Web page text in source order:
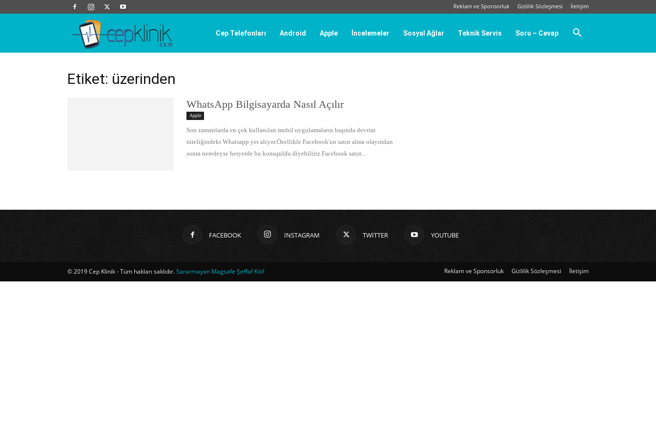
Reklam ve Sponsorluk Gizlilik Sözleşmesi İletişim
Cep Telefonları Android Apple İncelemeler Sosyal Ağlar Teknik Servis Soru – Cevap
Etiket: üzerinden
WhatsApp Bilgisayarda Nasıl Açılır
Apple
Son zamanlarda en çok kullanılan mobil uygulamaların başında devrim
niteliğindeki Whatsapp yer alıyor.Özellikle Facebook'un satın alma olayından
sonra neredeyse heryerde bu konuşuldu diyebiliriz.Facebook satın...
FACEBOOK INSTAGRAM TWITTER YOUTUBE
Reklam ve Sponsorluk Gizlilik Sözleşmesi İletişim
© 2019 Cep Klinik - Tüm hakları saklıdır.Sararmayan Magsafe Şeffaf Kılıf